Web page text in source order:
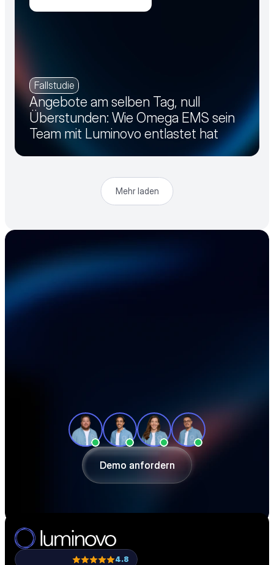
Fallstudie
Angebote am selben Tag, null
Überstunden: Wie Omega EMS sein
Team mit Luminovo entlastet hat
Mehr laden
Beschleunigen Sie
einer individuellen Tour, wie Sie Ihre
Beschaffung effizienter gestalten und
passgenau digitalisieren.
Demo anfordern
Demo anfordern
4.8